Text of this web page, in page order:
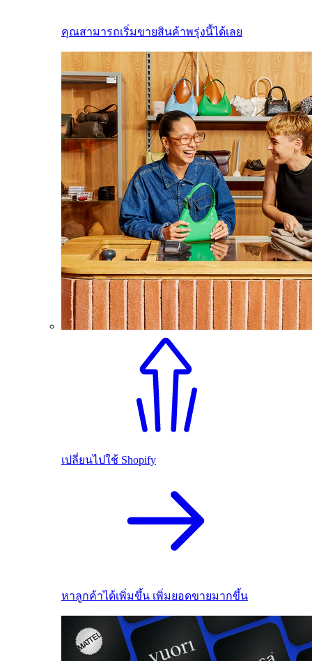
คุณสามารถเริ่มขายสินค้าพรุ่งนี้ได้เลย
เปลี่ยนไปใช้ Shopify
หาลูกค้าได้เพิ่มขึ้น เพิ่มยอดขายมากขึ้น